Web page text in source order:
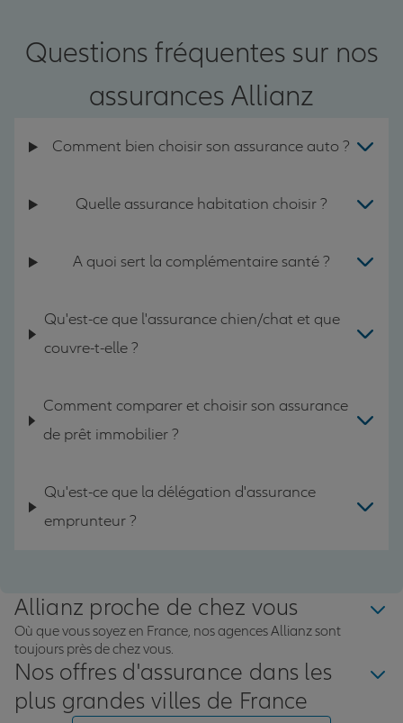
Questions fréquentes sur nos
assurances Allianz
Comment bien choisir son assurance auto ?
Quelle assurance habitation choisir ?
A quoi sert la complémentaire santé ?
Qu'est-ce que l'assurance chien/chat et que
couvre-t-elle ?
Comment comparer et choisir son assurance
de prêt immobilier ?
Qu'est-ce que la délégation d'assurance
emprunteur ?
Allianz proche de chez vous
Où que vous soyez en France, nos agences Allianz sont
toujours près de chez vous.
Nos offres d'assurance dans les
plus grandes villes de France